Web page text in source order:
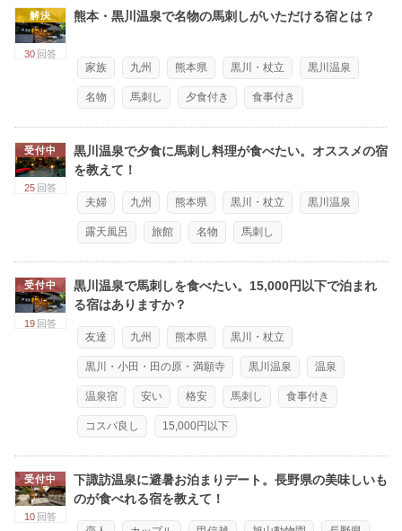
解決
30 回答
熊本・黒川温泉で名物の馬刺しがいただける宿とは？
家族 九州 熊本県 黒川・杖立 黒川温泉
名物 馬刺し 夕食付き 食事付き
受付中
25 回答
黒川温泉で夕食に馬刺し料理が食べたい。オススメの宿
を教えて！
夫婦 九州 熊本県 黒川・杖立 黒川温泉
露天風呂 旅館 名物 馬刺し
受付中
19 回答
黒川温泉で馬刺しを食べたい。15,000円以下で泊まれ
る宿はありますか？
友達 九州 熊本県 黒川・杖立
黒川・小田・田の原・満願寺 黒川温泉 温泉
温泉宿 安い 格安 馬刺し 食事付き
コスパ良し 15,000円以下
受付中
10 回答
下諏訪温泉に避暑お泊まりデート。長野県の美味しいも
のが食べれる宿を教えて！